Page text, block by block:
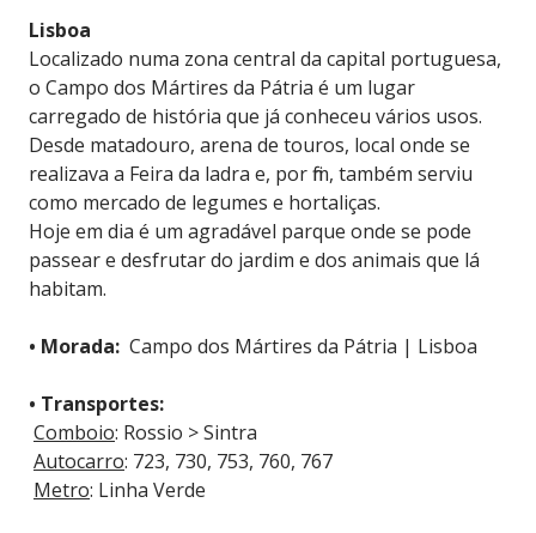
Lisboa
Localizado numa zona central da capital portuguesa,
o Campo dos Mártires da Pátria é um lugar
carregado de história que já conheceu vários usos.
Desde matadouro, arena de touros, local onde se
realizava a Feira da ladra e, por fim, também serviu
como mercado de legumes e hortaliças.
Hoje em dia é um agradável parque onde se pode
passear e desfrutar do jardim e dos animais que lá
habitam.
• Morada: Campo dos Mártires da Pátria | Lisboa
• Transportes:
Comboio: Rossio > Sintra
Autocarro: 723, 730, 753, 760, 767
Metro: Linha Verde